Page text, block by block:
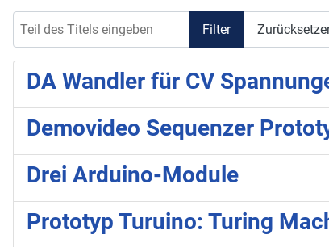
Filter
DA Wandler für CV
Demovideo Sequenzer
Drei Arduino-Module
Prototyp Turuino: Turing